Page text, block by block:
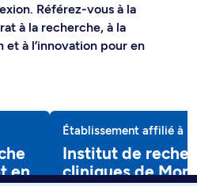
Référez-vous à la
à la recherche, à la
à l’innovation pour en
en
Établissement affilié à
Institut de
cliniques de